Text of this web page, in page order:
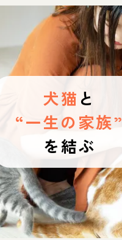
犬猫 と
“一生の家族”
を結ぶ